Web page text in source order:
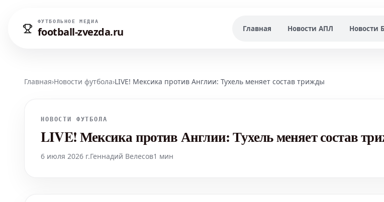
ФУТБОЛЬНОЕ МЕДИА
football-zvezda.ru Главная Новости АПЛ Новости
Главная›Новости футбола›LIVE! Мексика против Англии: Тухель меняет состав трижды
НОВОСТИ ФУТБОЛА
LIVE! Мексика против Англии: Тухель меняет состав
6 июля 2026 г.Геннадий Велесов1 мин